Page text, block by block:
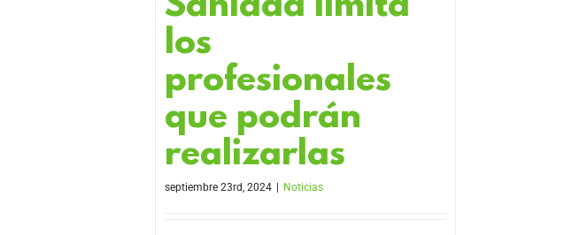
los
profesionales
que podrán
realizarlas
septiembre 23rd, 2024 Noticias